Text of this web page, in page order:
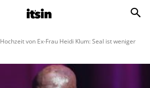
Hochzeit von Ex-Frau Heidi Klum: Seal ist weniger